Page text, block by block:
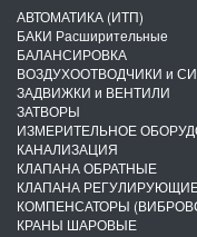
АВТОМАТИКА (ИТП)
БАКИ Расширительные
БАЛАНСИРОВКА
ВОЗДУХООТВОДЧИКИ и
ЗАДВИЖКИ и ВЕНТИЛИ
ЗАТВОРЫ
ИЗМЕРИТЕЛЬНОЕ
КАНАЛИЗАЦИЯ
КЛАПАНА ОБРАТНЫЕ
КЛАПАНА
КОМПЕНСАТОРЫ
КРАНЫ ШАРОВЫЕ